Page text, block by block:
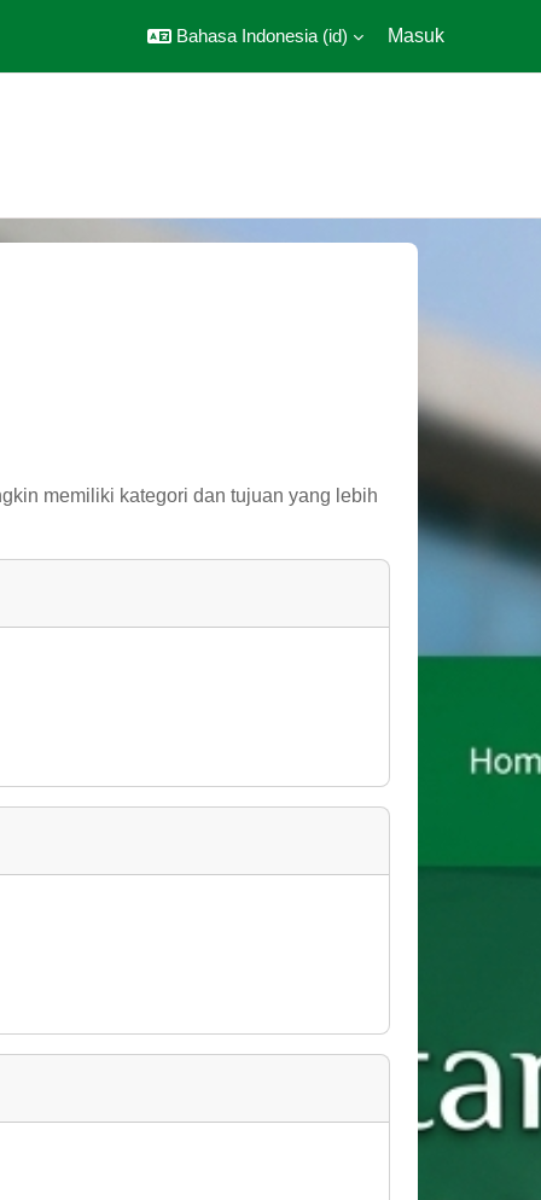
Bahasa Indonesia ‎(id)‎ Masuk
memiliki kategori dan tujuan yang lebih